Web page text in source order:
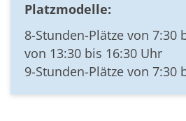
Platzmodelle:
8-Stunden-Plätze von 7:30
von 13:30 bis 16:30 Uhr
9-Stunden-Plätze von 7:30